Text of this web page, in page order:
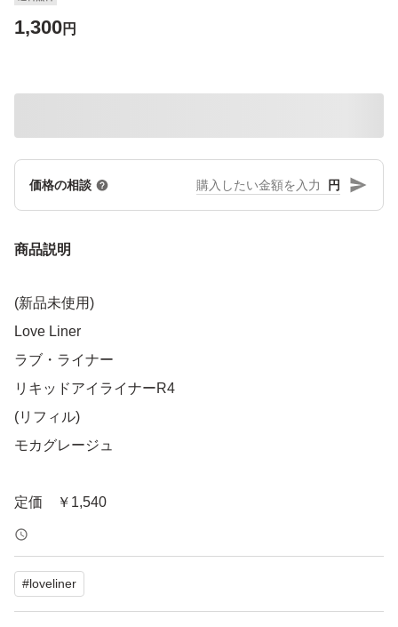
1,300円
価格の相談 円
商品説明
(新品未使用)
Love Liner
ラブ・ライナー
リキッドアイライナーR4
(リフィル)
モカグレージュ
定価 ￥1,540
新品未使用
未開封品です
#loveliner